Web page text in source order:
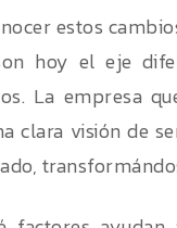
estos
hoy el eje
La empresa
clara visión de